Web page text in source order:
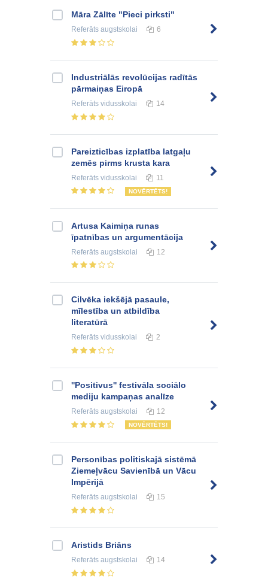
Māra Zālīte "Pieci pirksti"
Referāts augstskolai 6
Industriālās revolūcijas radītās
pārmaiņas Eiropā
Referāts vidusskolai 14
Pareizticības izplatība latgaļu
zemēs pirms krusta kara
Referāts vidusskolai 11
NOVĒRTĒTS!
Artusa Kaimiņa runas
īpatnības un argumentācija
Referāts augstskolai 12
Cilvēka iekšējā pasaule,
mīlestība un atbildība
literatūrā
Referāts vidusskolai 2
''Positivus'' festivāla sociālo
mediju kampaņas analīze
Referāts augstskolai 12
NOVĒRTĒTS!
Personības politiskajā sistēmā
Ziemeļvācu Savienībā un Vācu
Impērijā
Referāts augstskolai 15
Aristids Briāns
Referāts augstskolai 14